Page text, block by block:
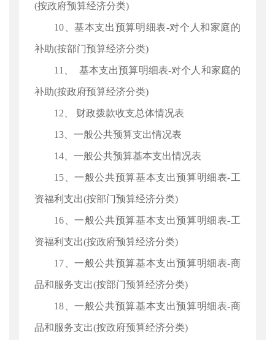
(按政府预算经济分类)
10、基本支出预算明细表-对个人和家庭的
补助(按部门预算经济分类)
11、 基本支出预算明细表-对个人和家庭的
补助(按政府预算经济分类)
12、 财政拨款收支总体情况表
13、一般公共预算支出情况表
14、一般公共预算基本支出情况表
15、一般公共预算基本支出预算明细表-工
资福利支出(按部门预算经济分类)
16、一般公共预算基本支出预算明细表-工
资福利支出(按政府预算经济分类)
17、一般公共预算基本支出预算明细表-商
品和服务支出(按部门预算经济分类)
18、一般公共预算基本支出预算明细表-商
品和服务支出(按政府预算经济分类)